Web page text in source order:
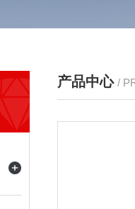
产品中心 /